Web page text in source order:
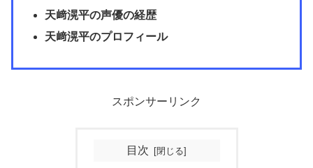
天﨑滉平の声優の経歴
天﨑滉平のプロフィール
スポンサーリンク
目次